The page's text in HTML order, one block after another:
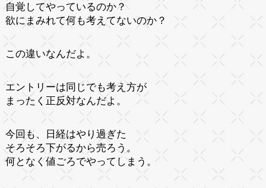
自覚してやっているのか？
欲にまみれて何も考えてないのか？
この違いなんだよ。
エントリーは同じでも考え方が
まったく正反対なんだよ。
今回も、日経はやり過ぎた
そろそろ下がるから売ろう。
何となく値ごろでやってしまう。